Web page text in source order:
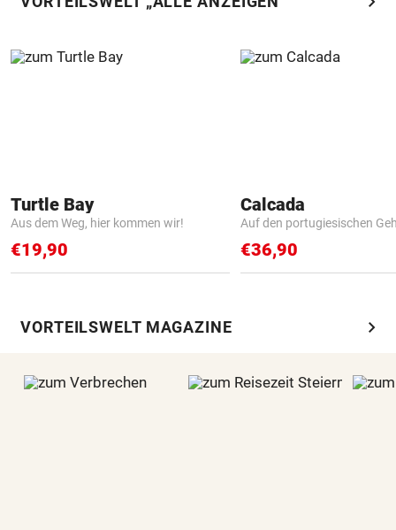
Turtle Bay
Aus dem Weg, hier kommen wir!
€19,90
Calcada
Auf den portugiesischen
€36,90
VORTEILSWELT MAGAZINE chevron_right